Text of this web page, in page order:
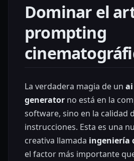
Dominar el
prompting
La verdadera magia de un
generator no está en la
software, sino en la calidad
instrucciones. Esta es una
creativa llamada ingeniería
el factor más importante